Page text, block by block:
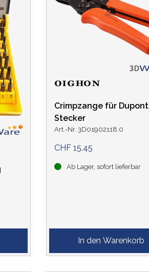
Crimpzange für Dupont
Stecker
Art.-Nr. 3D01902118.0
CHF 15.45
Ab Lager, sofort lieferbar